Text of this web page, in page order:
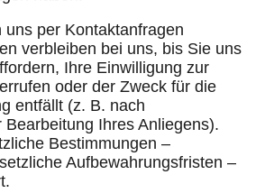
uns per Kontaktanfragen
verbleiben bei uns, bis Sie uns
Ihre Einwilligung zur
oder der Zweck für die
entfällt (z. B. nach
Ihres Anliegens).
Bestimmungen –
Aufbewahrungsfristen –